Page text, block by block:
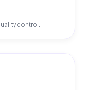
control.